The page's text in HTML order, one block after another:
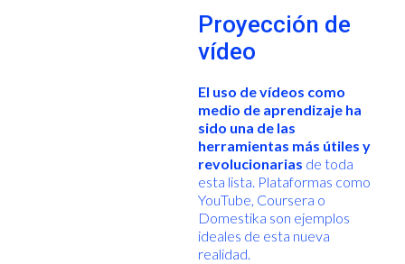
Proyección de
vídeo
El uso de vídeos como
medio de aprendizaje ha
sido una de las
herramientas más útiles y
revolucionarias de toda
esta lista. Plataformas como
YouTube, Coursera o
Domestika son ejemplos
ideales de esta nueva
realidad.